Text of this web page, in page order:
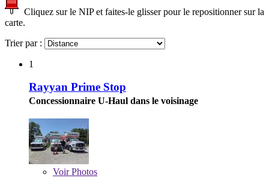
Cliquez sur le NIP et faites-le glisser pour le repositionner sur la
carte.
Trier par :
1
Rayyan Prime Stop
Concessionnaire U-Haul dans le voisinage
VoirPhotos